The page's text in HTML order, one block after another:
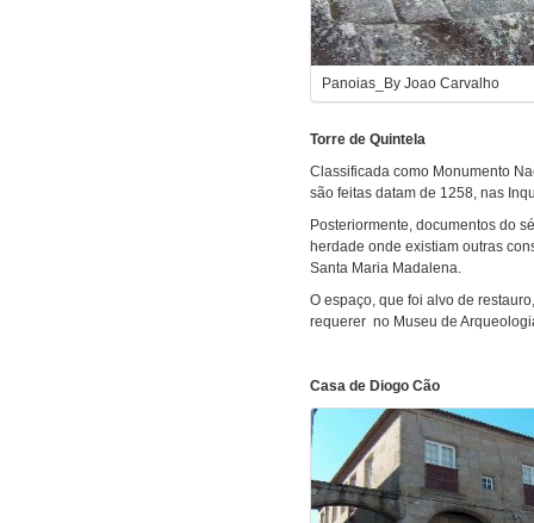
Panoias_By Joao Carvalho
Torre de Quintela
Classificada como Monumento
são feitas datam de 1258, nas
Posteriormente, documentos do
herdade onde existiam outras
Santa Maria Madalena.
O espaço, que foi alvo de
requerer no Museu de
Casa de Diogo Cão